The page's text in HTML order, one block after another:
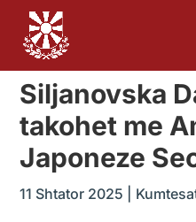
Siljanovska
takohet me
Japoneze
11 Shtator 2025